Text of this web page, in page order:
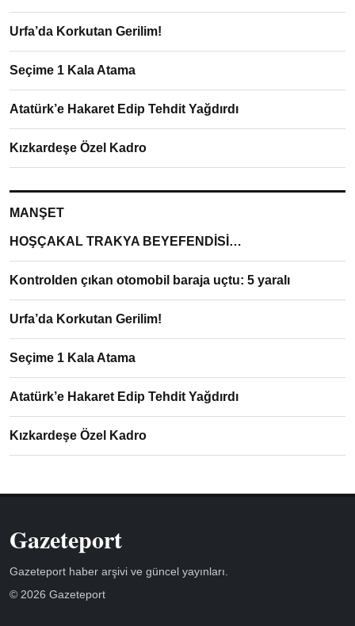
Urfa’da Korkutan Gerilim!
Seçime 1 Kala Atama
Atatürk’e Hakaret Edip Tehdit Yağdırdı
Kızkardeşe Özel Kadro
MANŞET
HOŞÇAKAL TRAKYA BEYEFENDİSİ…
Kontrolden çıkan otomobil baraja uçtu: 5 yaralı
Urfa’da Korkutan Gerilim!
Seçime 1 Kala Atama
Atatürk’e Hakaret Edip Tehdit Yağdırdı
Kızkardeşe Özel Kadro
Gazeteport
Gazeteport haber arşivi ve güncel yayınları.
© 2026 Gazeteport